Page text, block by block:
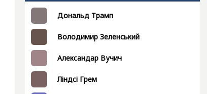
Дональд Трамп
Володимир Зеленський
Александар Вучич
Ліндсі Грем